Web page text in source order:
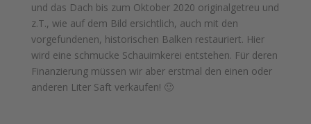
und das Dach bis zum Oktober 2020 originalgetreu und
z.T., wie auf dem Bild ersichtlich, auch mit den
vorgefundenen, historischen Balken restauriert. Hier
wird eine schmucke Schauimkerei entstehen. Für deren
Finanzierung müssen wir aber erstmal den einen oder
anderen Liter Saft verkaufen! 🙂